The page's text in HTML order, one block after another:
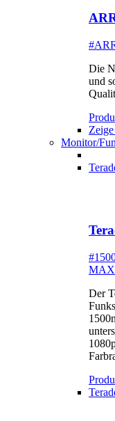
Die
und
Monitor/
MAX
Der